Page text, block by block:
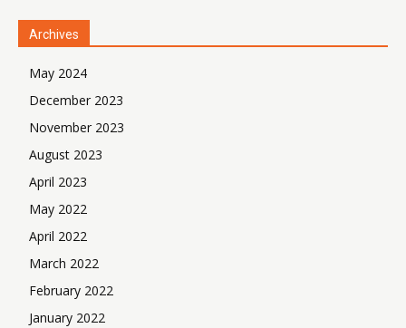
Archives
May 2024
December 2023
November 2023
August 2023
April 2023
May 2022
April 2022
March 2022
February 2022
January 2022